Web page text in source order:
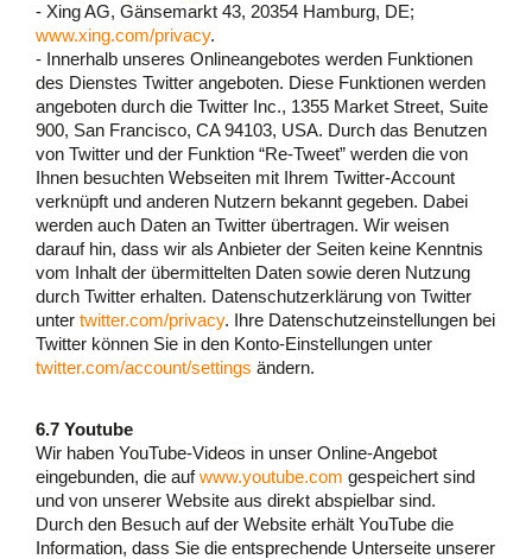
- Xing AG, Gänsemarkt 43, 20354 Hamburg, DE;
www.xing.com/privacy.
- Innerhalb unseres Onlineangebotes werden Funktionen
des Dienstes Twitter angeboten. Diese Funktionen werden
angeboten durch die Twitter Inc., 1355 Market Street, Suite
900, San Francisco, CA 94103, USA. Durch das Benutzen
von Twitter und der Funktion “Re-Tweet” werden die von
Ihnen besuchten Webseiten mit Ihrem Twitter-Account
verknüpft und anderen Nutzern bekannt gegeben. Dabei
werden auch Daten an Twitter übertragen. Wir weisen
darauf hin, dass wir als Anbieter der Seiten keine Kenntnis
vom Inhalt der übermittelten Daten sowie deren Nutzung
durch Twitter erhalten. Datenschutzerklärung von Twitter
unter twitter.com/privacy. Ihre Datenschutzeinstellungen bei
Twitter können Sie in den Konto-Einstellungen unter
twitter.com/account/settings ändern.
6.7 Youtube
Wir haben YouTube-Videos in unser Online-Angebot
eingebunden, die aufwww.youtube.com gespeichert sind
und von unserer Website aus direkt abspielbar sind.
Durch den Besuch auf der Website erhält YouTube die
Information, dass Sie die entsprechende Unterseite unserer